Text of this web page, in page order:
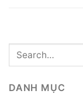
DANH MỤC